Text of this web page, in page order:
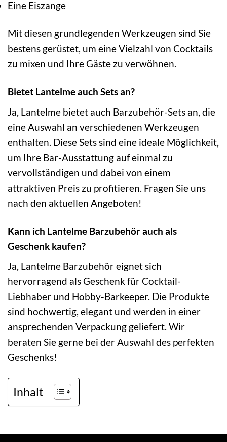
Eine Eiszange
Mit diesen grundlegenden Werkzeugen sind Sie
bestens gerüstet, um eine Vielzahl von Cocktails
zu mixen und Ihre Gäste zu verwöhnen.
Bietet Lantelme auch Sets an?
Ja, Lantelme bietet auch Barzubehör-Sets an, die
eine Auswahl an verschiedenen Werkzeugen
enthalten. Diese Sets sind eine ideale Möglichkeit,
um Ihre Bar-Ausstattung auf einmal zu
vervollständigen und dabei von einem
attraktiven Preis zu profitieren. Fragen Sie uns
nach den aktuellen Angeboten!
Kann ich Lantelme Barzubehör auch als
Geschenk kaufen?
Ja, Lantelme Barzubehör eignet sich
hervorragend als Geschenk für Cocktail-
Liebhaber und Hobby-Barkeeper. Die Produkte
sind hochwertig, elegant und werden in einer
ansprechenden Verpackung geliefert. Wir
beraten Sie gerne bei der Auswahl des perfekten
Geschenks!
Inhalt